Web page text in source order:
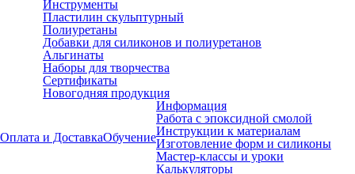
Инструменты
Пластилин скульптурный
Полиуретаны
Добавки для силиконов и полиуретанов
Альгинаты
Наборы для творчества
Сертификаты
Новогодняя продукция
Оплата и ДоставкаОбучение
Информация
Работа с эпоксидной смолой
Инструкции к материалам
Изготовление форм и силиконы
Мастер-классы и уроки
Калькуляторы